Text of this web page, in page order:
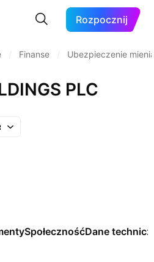
Rozpocznij
Finanse Ubezpieczenie
PLC
SpołecznośćDane